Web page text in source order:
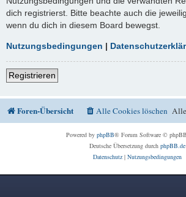
dich registrierst. Bitte beachte auch die
wenn du dich in diesem Board bewegst.
Nutzungsbedingungen |
Registrieren
Foren-Übersicht Alle Cookies löschen
Powered by phpBB® Forum Software ©
Deutsche Übersetzung durch phpBB.de
Datenschutz| Nutzungsbedingungen